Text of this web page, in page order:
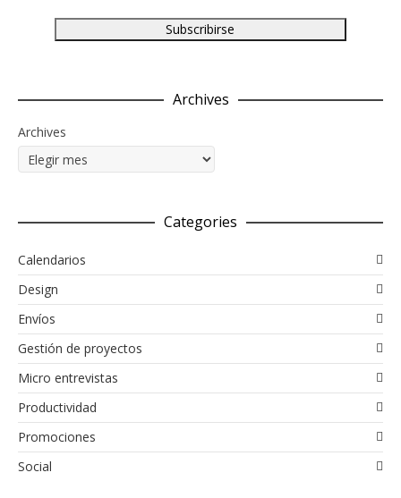
Archives
Archives
Categories
Calendarios
Design
Envíos
Gestión de proyectos
Micro entrevistas
Productividad
Promociones
Social